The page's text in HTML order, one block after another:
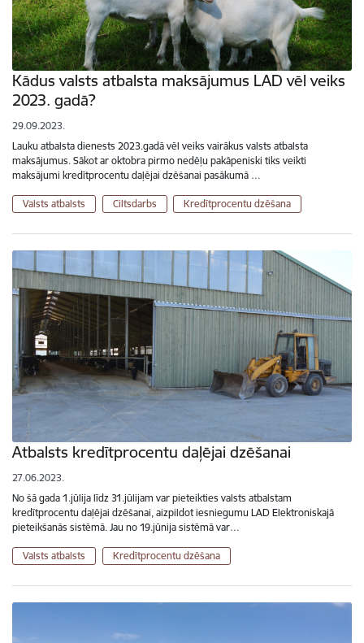
Kādus valsts atbalsta maksājumus LAD vēl veiks
2023. gadā?
29.09.2023.
Lauku atbalsta dienests 2023.gadā vēl veiks vairākus valsts atbalsta
maksājumus. Sākot ar oktobra pirmo nedēļu pakāpeniski tiks veikti
maksājumi kredītprocentu daļējai dzēšanai pasākumā …
Valsts atbalsts Ciltsdarbs Kredītprocentu dzēšana
Atbalsts kredītprocentu daļējai dzēšanai
27.06.2023.
No šā gada 1.jūlija līdz 31.jūlijam var pieteikties valsts atbalstam
kredītprocentu daļējai dzēšanai, aizpildot iesniegumu LAD Elektroniskajā
pieteikšanās sistēmā. Jau no 19.jūnija sistēmā var…
Valsts atbalsts Kredītprocentu dzēšana